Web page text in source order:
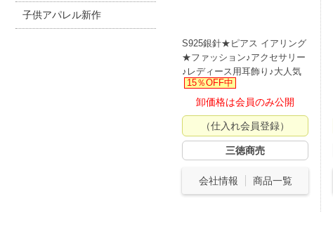
子供アパレル新作
S925銀針★ピアス イアリング
★ファッション♪アクセサリー
♪レディース用耳飾り♪大人気
15％OFF中
卸価格は会員のみ公開
（仕入れ会員登録）
三徳商売
会社情報 商品一覧